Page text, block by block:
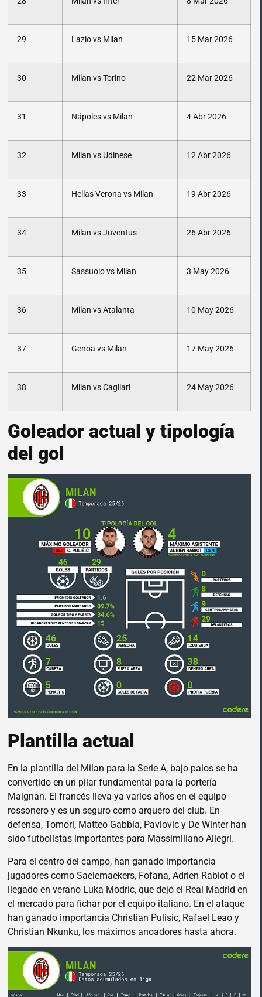
29 Lazio vs Milan 15 Mar 2026
30 Milan vs Torino 22 Mar 2026
31 Nápoles vs Milan 4 Abr 2026
32 Milan vs Udinese 12 Abr 2026
33 Hellas Verona vs Milan 19 Abr 2026
34 Milan vs Juventus 26 Abr 2026
35 Sassuolo vs Milan 3 May 2026
36 Milan vs Atalanta 10 May 2026
37 Genoa vs Milan 17 May 2026
38 Milan vs Cagliari 24 May 2026
Goleador actual y tipología
del gol
Plantilla actual
En la plantilla del Milan para la Serie A, bajo palos se ha
convertido en un pilar fundamental para la portería
Maignan. El francés lleva ya varios años en el equipo
rossonero y es un seguro como arquero del club. En
defensa, Tomori, Matteo Gabbia, Pavlovic y De Winter han
sido futbolistas importantes para Massimiliano Allegri.
Para el centro del campo, han ganado importancia
jugadores como Saelemaekers, Fofana, Adrien Rabiot o el
llegado en verano Luka Modric, que dejó el Real Madrid en
el mercado para fichar por el equipo italiano. En el ataque
han ganado importancia Christian Pulisic, Rafael Leao y
Christian Nkunku, los máximos anoadores hasta ahora.